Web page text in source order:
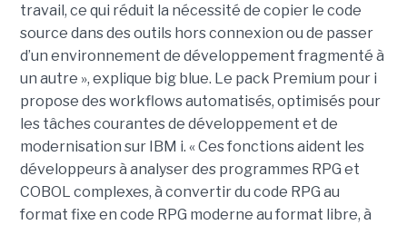
travail, ce qui réduit la nécessité de copier le code
source dans des outils hors connexion ou de passer
d’un environnement de développement fragmenté à
un autre », explique big blue. Le pack Premium pour i
propose des workflows automatisés, optimisés pour
les tâches courantes de développement et de
modernisation sur IBM i. « Ces fonctions aident les
développeurs à analyser des programmes RPG et
COBOL complexes, à convertir du code RPG au
format fixe en code RPG moderne au format libre, à